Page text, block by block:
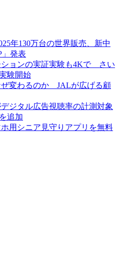
年130万台の世界販売、新中
」発表
ションの実証実験も4Kで さい
験開始
ぜ変わるのか JALが広げる顧
ジタル広告視聴率の計測対象
追加
ホ用シニア見守りアプリを無料